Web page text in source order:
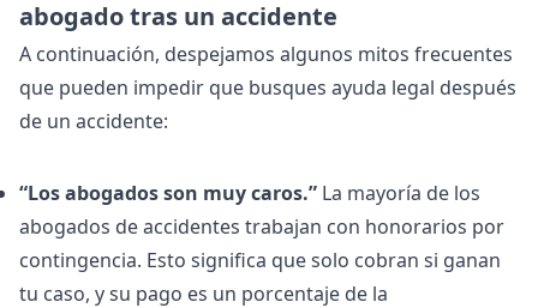
abogado tras un accidente
A continuación, despejamos algunos mitos frecuentes
que pueden impedir que busques ayuda legal después
de un accidente:
“Los abogados son muy caros.” La mayoría de los
abogados de accidentes trabajan con honorarios por
contingencia. Esto significa que solo cobran si ganan
tu caso, y su pago es un porcentaje de la